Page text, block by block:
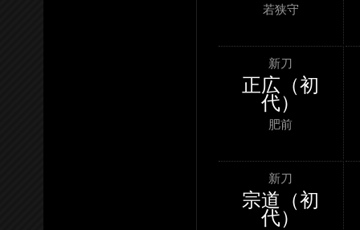
若狭守
新刀
正広（初
代）
肥前
新刀
宗道（初
代）